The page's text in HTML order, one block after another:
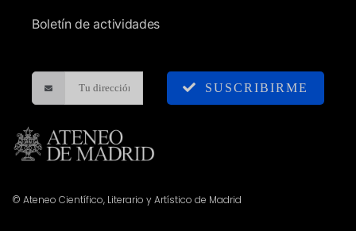
Boletín de actividades
SUSCRIBIRME
© Ateneo Científico, Literario y Artístico de Madrid